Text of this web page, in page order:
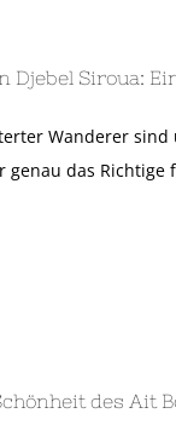
Djebel Siroua:
Wanderer
genau das Richtige
des Ait